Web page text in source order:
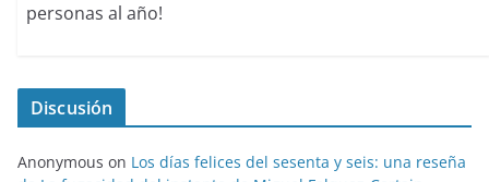
personas al año!
Discusión
Anonymous on Los días felices del sesenta y seis: una reseña